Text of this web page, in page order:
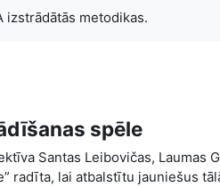
izstrādātās metodikas.
spēle
Santas Leibovičas, Laumas
radīta, lai atbalstītu jauniešus